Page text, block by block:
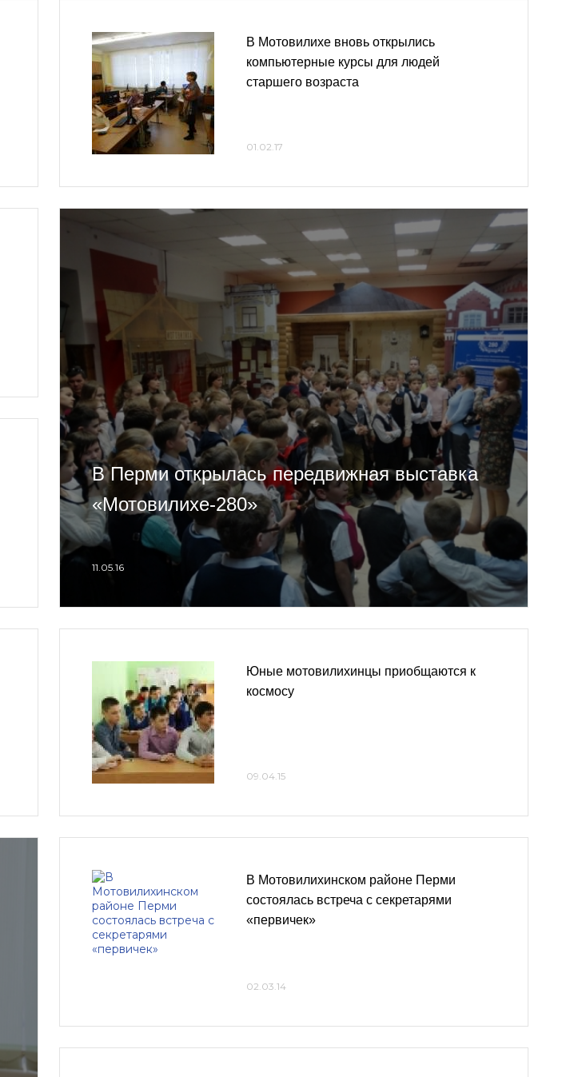
В Мотовилихе вновь открылись
компьютерные курсы для людей
старшего возраста
01.02.17
В Перми открылась передвижная выставка
«Мотовилихе-280»
11.05.16
Юные мотовилихинцы приобщаются к
космосу
09.04.15
В Мотовилихинском районе Перми
состоялась встреча с секретарями
«первичек»
02.03.14